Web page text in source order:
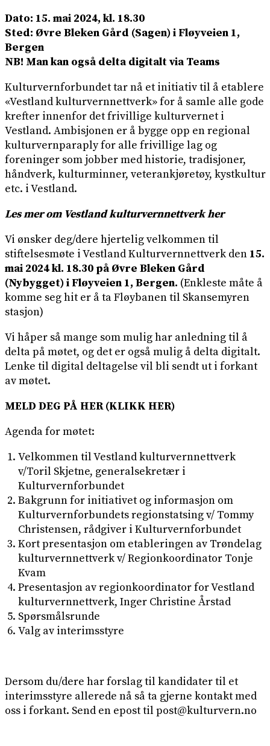
Dato: 15. mai 2024, kl. 18.30
Sted: Øvre Bleken Gård (Sagen) i Fløyveien 1,
Bergen
NB! Man kan også delta digitalt via Teams
Kulturvernforbundet tar nå et initiativ til å etablere
«Vestland kulturvernnettverk» for å samle alle gode
krefter innenfor det frivillige kulturvernet i
Vestland. Ambisjonen er å bygge opp en regional
kulturvernparaply for alle frivillige lag og
foreninger som jobber med historie, tradisjoner,
håndverk, kulturminner, veterankjøretøy, kystkultur
etc. i Vestland.
Les mer om Vestland kulturvernnettverk her
Vi ønsker deg/dere hjertelig velkommen til
stiftelsesmøte i Vestland Kulturvernnettverk den 15.
mai 2024 kl. 18.30 på Øvre Bleken Gård
(Nybygget) i Fløyveien 1, Bergen. (Enkleste måte å
komme seg hit er å ta Fløybanen til Skansemyren
stasjon)
Vi håper så mange som mulig har anledning til å
delta på møtet, og det er også mulig å delta digitalt.
Lenke til digital deltagelse vil bli sendt ut i forkant
av møtet.
MELD DEG PÅ HER (KLIKK HER)
Agenda for møtet:
Velkommen til Vestland kulturvernnettverk
v/Toril Skjetne, generalsekretær i
Kulturvernforbundet
Bakgrunn for initiativet og informasjon om
Kulturvernforbundets regionstatsing v/ Tommy
Christensen, rådgiver i Kulturvernforbundet
Kort presentasjon om etableringen av Trøndelag
kulturvernnettverk v/ Regionkoordinator Tonje
Kvam
Presentasjon av regionkoordinator for Vestland
kulturvernnettverk, Inger Christine Årstad
Spørsmålsrunde
Valg av interimsstyre
Dersom du/dere har forslag til kandidater til et
interimsstyre allerede nå så ta gjerne kontakt med
oss i forkant. Send en epost tilpost@kulturvern.no